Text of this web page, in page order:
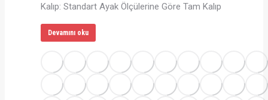
Kalıp: Standart Ayak Ölçülerine Göre Tam Kalıp
Devamını oku